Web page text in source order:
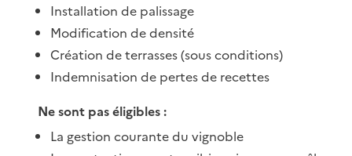
Installation de palissage
Modification de densité
Création de terrasses (sous conditions)
Indemnisation de pertes de recettes
Ne sont pas éligibles :
La gestion courante du vignoble